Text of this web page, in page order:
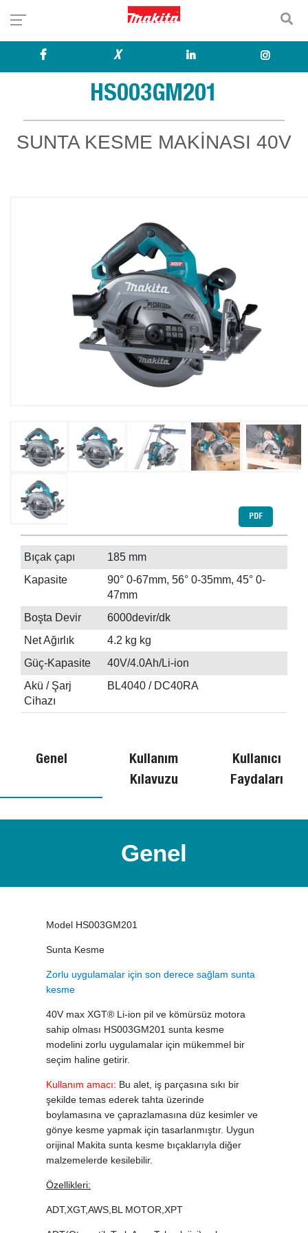
X
HS003GM201
SUNTA KESME MAKİNASI 40V
PDF
Bıçak çapı
185 mm
Kapasite
90° 0-67mm, 56° 0-35mm, 45° 0-
47mm
Boşta Devir
6000devir/dk
Net Ağırlık
4.2 kg kg
Güç-Kapasite
40V/4.0Ah/Li-ion
Akü / Şarj
Cihazı
BL4040 / DC40RA
Genel
Kullanım
Kılavuzu
Kullanıcı
Faydaları
Genel
Model HS003GM201
Sunta Kesme
Zorlu uygulamalar için son derece sağlam sunta
kesme
40V max XGT® Li-ion pil ve kömürsüz motora
sahip olması HS003GM201 sunta kesme
modelini zorlu uygulamalar için mükemmel bir
seçim haline getirir.
Kullanım amacı: Bu alet, iş parçasına sıkı bir
şekilde temas ederek tahta üzerinde
boylamasına ve çaprazlamasına düz kesimler ve
gönye kesme yapmak için tasarlanmıştır. Uygun
orijinal Makita sunta kesme bıçaklarıyla diğer
malzemelerde kesilebilir.
Özellikleri:
ADT,XGT,AWS,BL MOTOR,XPT